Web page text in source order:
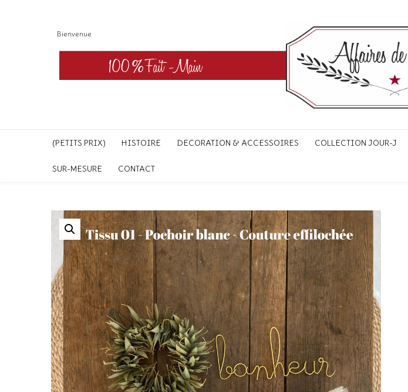
Bienvenue
(PETITS PRIX) HISTOIRE DECORATION & ACCESSOIRES COLLECTION JOUR-J
SUR-MESURE CONTACT